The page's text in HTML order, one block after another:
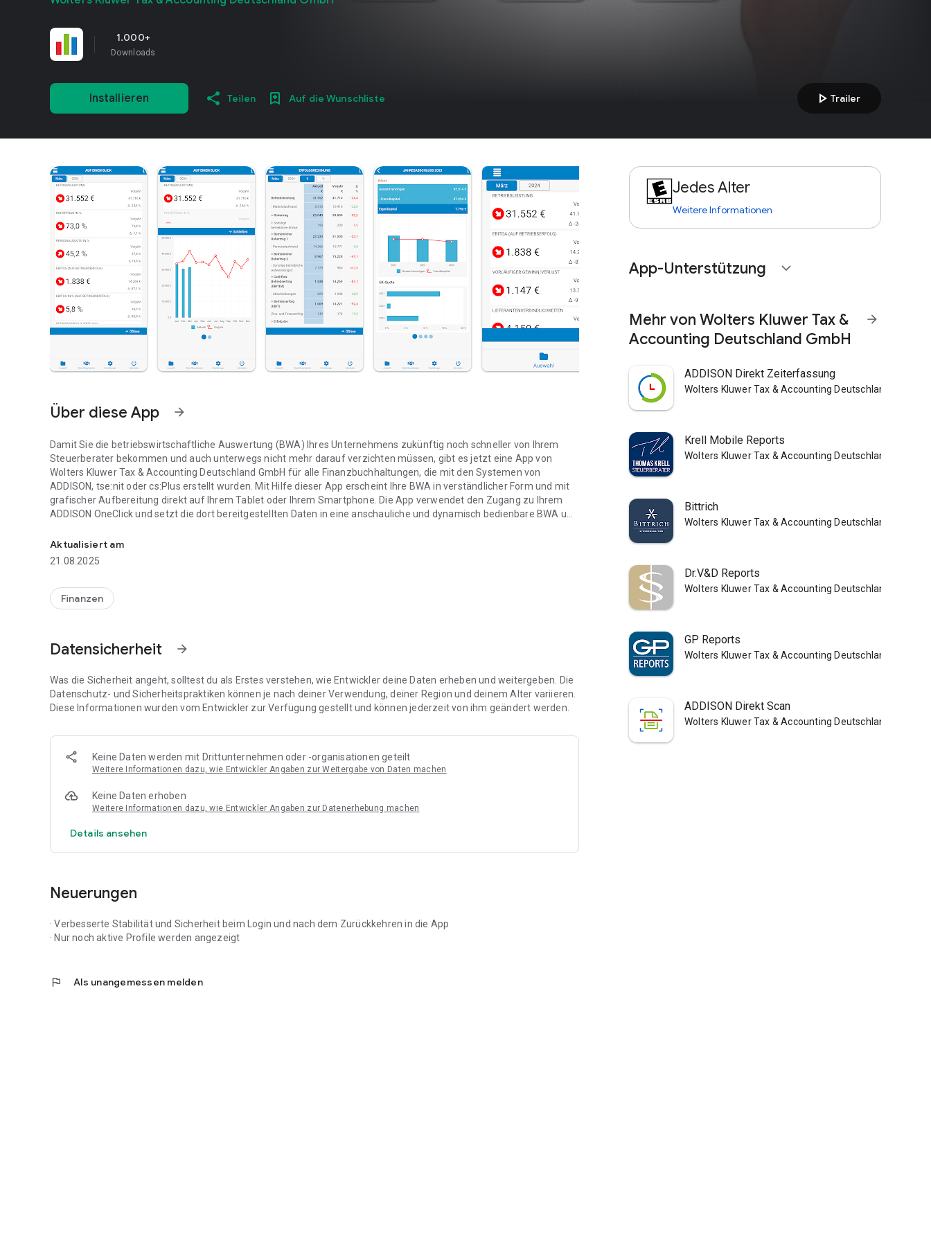
1.000+
Downloads
Installieren Teilen Auf die Wunschliste play_arrow Trailer
Über diese App arrow_forward
Damit Sie die betriebswirtschaftliche Auswertung (BWA) Ihres Unternehmens zukünftig noch schneller von Ihrem
Steuerberater bekommen und auch unterwegs nicht mehr darauf verzichten müssen, gibt es jetzt eine App von
Wolters Kluwer Tax & Accounting Deutschland GmbH für alle Finanzbuchhaltungen, die mit den Systemen von
ADDISON, tse:nit oder cs:Plus erstellt wurden. Mit Hilfe dieser App erscheint Ihre BWA in verständlicher Form und mit
grafischer Aufbereitung direkt auf Ihrem Tablet oder Ihrem Smartphone. Die App verwendet den Zugang zu Ihrem
ADDISON OneClick und setzt die dort bereitgestellten Daten in eine anschauliche und dynamisch bedienbare BWA um.
Die ADDISON Mobile Reports enthalten u.a. folgende Tabellen und Grafiken:
- Analysen der Erträge und Aufwendungen
- mobile Jahresabschlusspräsentation
Anmeldung und Authentifizierung über das Internet und der optischen Darstellung Ihrer BWA-Daten.
Neben einer bestehenden Internet Verbindung, gibt es zwei weitere wesentliche Voraussetzungen für den
erfolgreichen Einsatz der App:
1. Ihre Finanzbuchhaltung muss mit einem Fibu-Programm von ADDISON, tse:nit oder cs:Plus erstellt worden sein.
2. Ihr Steuerberater hat Ihnen einen Zugang für ADDISON OneClick eingerichtet.
Aktualisiert am
21.08.2025
Finanzen
Datensicherheit arrow_forward
Was die Sicherheit angeht, solltest du als Erstes verstehen, wie Entwickler deine Daten erheben und weitergeben. Die
Datenschutz- und Sicherheitspraktiken können je nach deiner Verwendung, deiner Region und deinem Alter variieren.
Diese Informationen wurden vom Entwickler zur Verfügung gestellt und können jederzeit von ihm geändert werden.
Keine Daten werden mit Drittunternehmen oder -organisationen geteilt
Weitere Informationen dazu, wie Entwickler Angaben zur Weitergabe von Daten machen
Keine Daten erhoben
Weitere Informationen dazu, wie Entwickler Angaben zur Datenerhebung machen
Details ansehen
Neuerungen
· Verbesserte Stabilität und Sicherheit beim Login und nach dem Zurückkehren in die App
· Nur noch aktive Profile werden angezeigt
flag Als unangemessen melden
Jedes Alter
Weitere Informationen
App-Unterstützung expand_more
Mehr von Wolters Kluwer Tax &
Accounting Deutschland GmbH
arrow_forward
ADDISON Direkt Zeiterfassung
Wolters Kluwer Tax & Accounting Deutschland GmbH
Krell Mobile Reports
Wolters Kluwer Tax & Accounting Deutschland GmbH
Bittrich
Wolters Kluwer Tax & Accounting Deutschland GmbH
Dr.V&D Reports
Wolters Kluwer Tax & Accounting Deutschland GmbH
GP Reports
Wolters Kluwer Tax & Accounting Deutschland GmbH
ADDISON Direkt Scan
Wolters Kluwer Tax & Accounting Deutschland GmbH